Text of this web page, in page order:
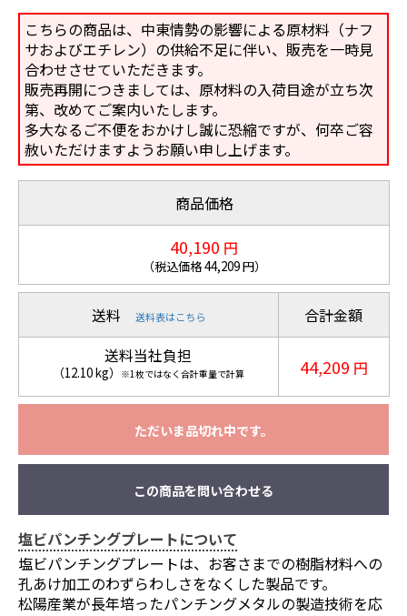
こちらの商品は、中東情勢の影響による原材料（ナフ
サおよびエチレン）の供給不足に伴い、販売を一時見
合わせさせていただきます。
販売再開につきましては、原材料の入荷目途が立ち次
第、改めてご案内いたします。
多大なるご不便をおかけし誠に恐縮ですが、何卒ご容
赦いただけますようお願い申し上げます。
商品価格
40,190 円
（税込価格44,209円）
送料 送料表はこちら
送料当社負担
（12.10kg） ※1枚ではなく合計重量で計算
合計金額
44,209 円
ただいま品切れ中です。
この商品を問い合わせる
塩ビパンチングプレートについて
塩ビパンチングプレートは、お客さまでの樹脂材料への
孔あけ加工のわずらわしさをなくした製品です。
松陽産業が長年培ったパンチングメタルの製造技術を応